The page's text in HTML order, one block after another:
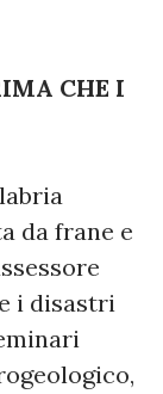
CHE I
da frane e
i disastri